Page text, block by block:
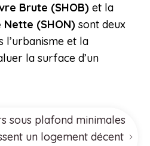
Brute (SHOB) et la
(SHON) sont deux
l’urbanisme et la
la surface d’un
sous plafond minimales
un logement décent